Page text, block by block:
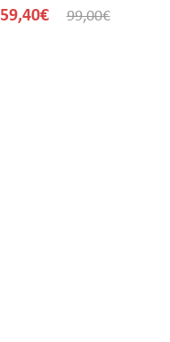
59,40€ 99,00€